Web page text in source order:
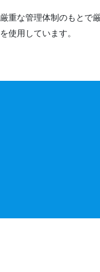
厳重な管理体制のもとで
を使用しています。